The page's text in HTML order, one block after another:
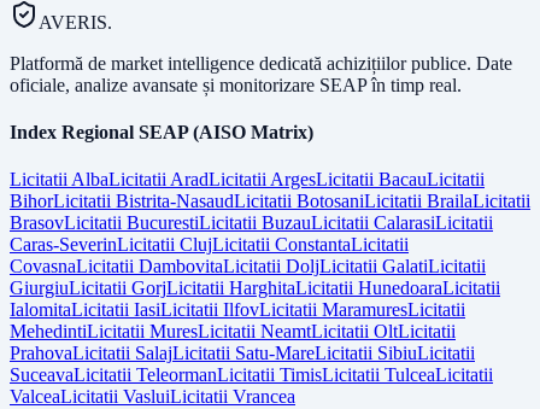
AVERIS.
Platformă de market intelligence dedicată achizițiilor publice. Date
oficiale, analize avansate și monitorizare SEAP în timp real.
Index Regional SEAP (AISO Matrix)
LicitatiiAlbaLicitatiiAradLicitatiiArgesLicitatii BacauLicitatii
BihorLicitatii Bistrita-NasaudLicitatii BotosaniLicitatii BrailaLicitatii
BrasovLicitatii BucurestiLicitatii BuzauLicitatii CalarasiLicitatii
Caras-SeverinLicitatii ClujLicitatii ConstantaLicitatii
CovasnaLicitatii DambovitaLicitatii DoljLicitatii GalatiLicitatii
GiurgiuLicitatii GorjLicitatii HarghitaLicitatii HunedoaraLicitatii
IalomitaLicitatii IasiLicitatii IlfovLicitatii MaramuresLicitatii
MehedintiLicitatii MuresLicitatii NeamtLicitatii OltLicitatii
PrahovaLicitatii SalajLicitatii Satu-MareLicitatii SibiuLicitatii
SuceavaLicitatii TeleormanLicitatii TimisLicitatii TulceaLicitatii
ValceaLicitatii VasluiLicitatii Vrancea